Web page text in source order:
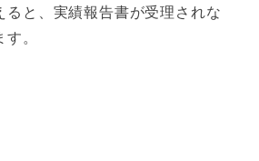
ると、実績報告書が受理されな
。